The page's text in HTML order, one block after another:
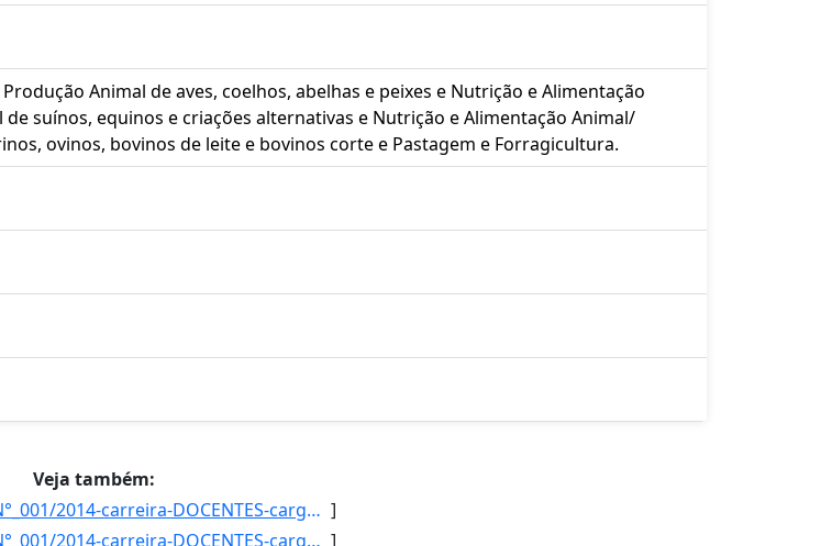
Animal de aves, coelhos, abelhas e peixes e Nutrição e Alimentação
suínos, equinos e criações alternativas e Nutrição e Alimentação Animal/
ovinos, bovinos de leite e bovinos corte e Pastagem e Forragicultura.
Veja também:
5: edital-EDITAL_N°_001/2014-carreira-DOCENTES-cargo_area-Edificacoes-campus-Aquidauna-vaga-2-vaga_pcd-] ]
6: edital-EDITAL_N°_001/2014-carreira-DOCENTES-cargo_area-Eletrica/Automacao_Industrial-campus-Campo_Gr] ]